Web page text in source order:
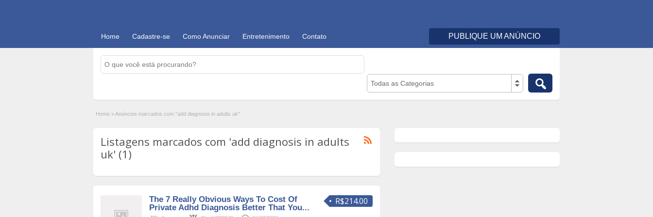
Home Cadastre-se Como Anunciar Entretenimento Contato PUBLIQUE UM ANÚNCIO
Todas as Categorias
Home »Anúncios marcados com "add diagnosis in adults uk"
Listagens marcados com 'add diagnosis in adults
uk' (1)
R$214.00
The 7 Really Obvious Ways To Cost Of
Private Adhd Diagnosis Better That You...